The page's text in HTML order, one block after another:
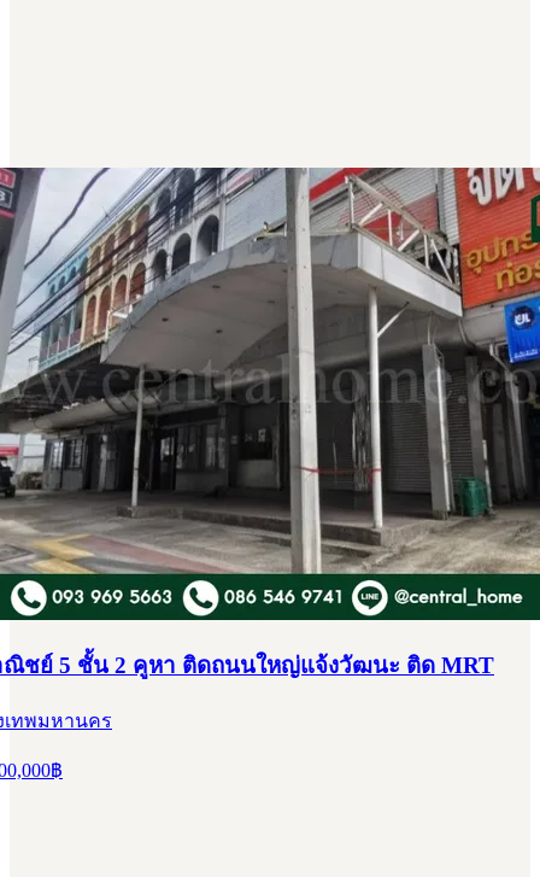
ณิชย์ 5 ชั้น 2 คูหา ติดถนนใหญ่แจ้งวัฒนะ ติด MRT
เทพมหานคร
฿